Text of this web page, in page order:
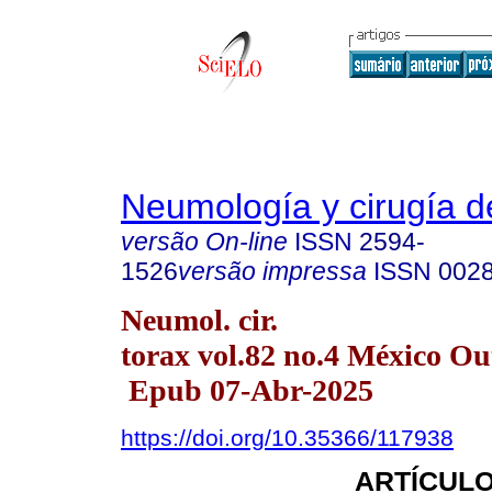
Neumología y cirugía
versão On-line ISSN 2594-
1526versão impressa ISSN
Neumol. cir.
torax vol.82 no.4 México
Epub 07-Abr-2025
https://doi.org/10.35366/117938